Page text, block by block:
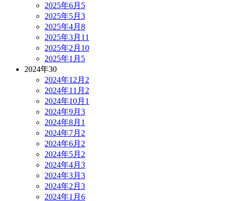
2025年6月 5
2025年5月 3
2025年4月 8
2025年3月 11
2025年2月 10
2025年1月 5
2024年30
2024年12月 2
2024年11月 2
2024年10月 1
2024年9月 3
2024年8月 1
2024年7月 2
2024年6月 2
2024年5月 2
2024年4月 3
2024年3月 3
2024年2月 3
2024年1月 6